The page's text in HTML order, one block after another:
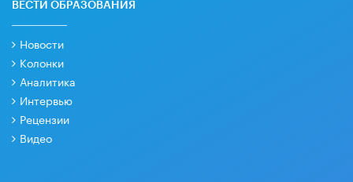
ВЕСТИ ОБРАЗОВАНИЯ
Новости
Колонки
Аналитика
Интервью
Рецензии
Видео